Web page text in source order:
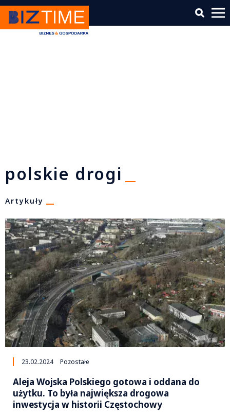
polskie drogi
Artykuły
23.02.2024 Pozostałe
Aleja Wojska Polskiego gotowa i oddana do
użytku. To była największa drogowa
inwestycja w historii Częstochowy